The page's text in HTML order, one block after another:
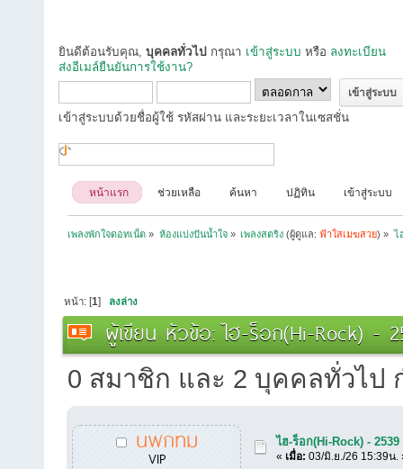
ยินดีต้อนรับคุณ, บุคคลทั่วไป กรุณา เข้าสู่ระบบ หรือ ลงทะเบียน
ส่งอีเมล์ยืนยันการใช้งาน?
เข้าสู่ระบบด้วยชื่อผู้ใช้ รหัสผ่าน และระยะเวลาในเซสชั่น
หน้าแรก ช่วยเหลือ ค้นหา ปฏิทิน เข้าสู่ระบบ
เพลงพักใจดอทเน็ต » ห้องแบ่งปันน้ำใจ» เพลงสตริง (ผู้ดูแล:ฟ้าใสเมฆสวย) » ไ
หน้า: [1] ลงล่าง
ผู้เขียน หัวข้อ: ไฮ-ร็อก(Hi-Rock) -
0 สมาชิก และ 2 บุคคลทั่วไป
นพกทม
VIP
ไฮ-ร็อก(Hi-Rock) -
« เมื่อ: 03/มิ.ย./26 15:39น.